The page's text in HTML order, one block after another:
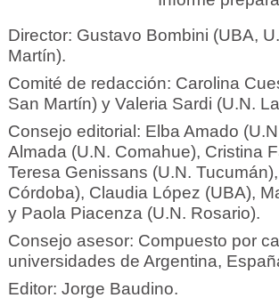
Director: Gustavo Bombini (UBA,
Martín).
Comité de redacción: Carolina
San Martín) y Valeria Sardi (U.N.
Consejo editorial: Elba Amado
Almada (U.N. Comahue), Cristina
Teresa Genissans (U.N.
Córdoba), Claudia López (UBA),
y Paola Piacenza (U.N. Rosario).
Consejo asesor: Compuesto por
universidades de Argentina,
Editor: Jorge Baudino.